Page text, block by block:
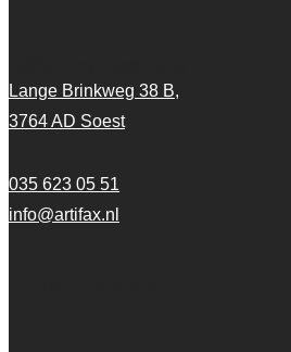
Lange Brinkweg 38 B,
3764 AD Soest
035 623 05 51
info@artifax.nl